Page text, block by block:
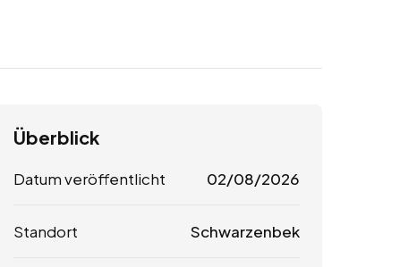
Überblick
Datum veröffentlicht 02/08/2026
Standort Schwarzenbek